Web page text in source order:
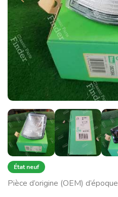
État neuf
Pièce d’origine (OEM) d’époque